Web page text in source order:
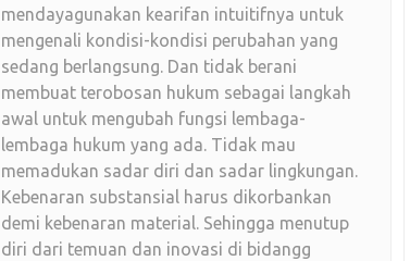
mendayagunakan kearifan intuitifnya untuk
mengenali kondisi-kondisi perubahan yang
sedang berlangsung. Dan tidak berani
membuat terobosan hukum sebagai langkah
awal untuk mengubah fungsi lembaga-
lembaga hukum yang ada. Tidak mau
memadukan sadar diri dan sadar lingkungan.
Kebenaran substansial harus dikorbankan
demi kebenaran material. Sehingga menutup
diri dari temuan dan inovasi di bidangg